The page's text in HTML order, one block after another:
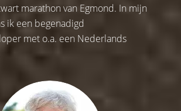
marathon van Egmond. In mijn
ik een begenadigd
met o.a. een Nederlands